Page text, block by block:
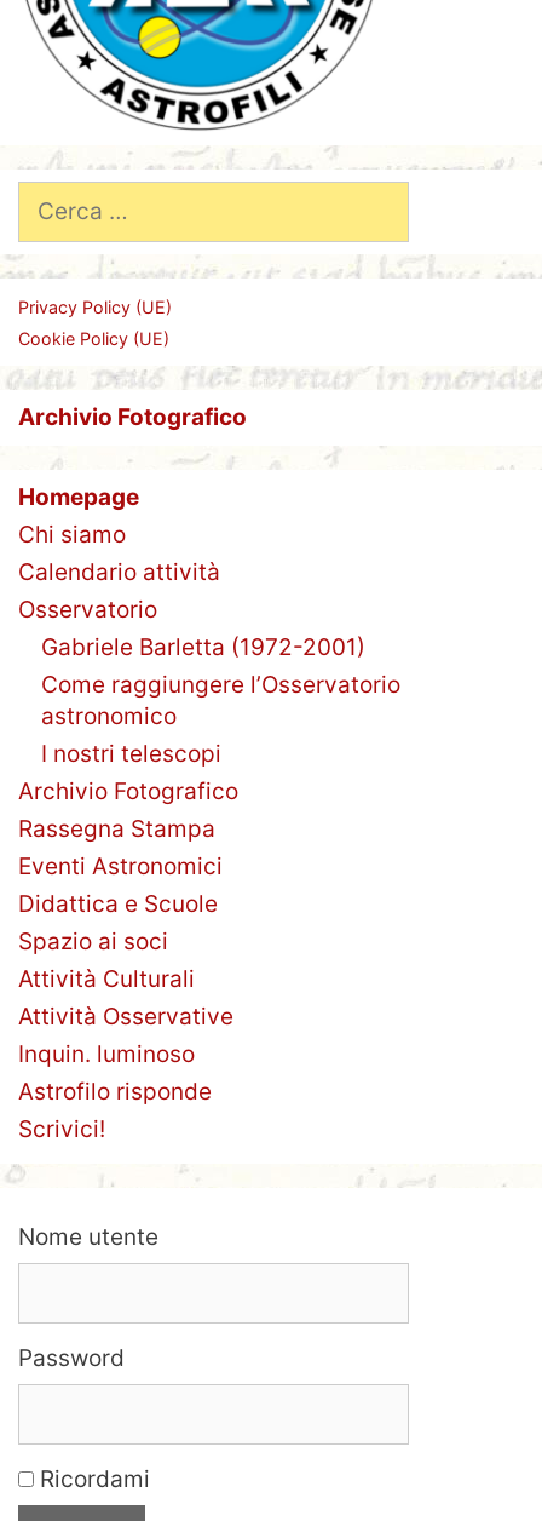
Ricerca
per:
Privacy Policy (UE)
Cookie Policy (UE)
Archivio Fotografico
Homepage
Chi siamo
Calendario attività
Osservatorio
Gabriele Barletta (1972-2001)
Come raggiungere l’Osservatorio
astronomico
I nostri telescopi
Archivio Fotografico
Rassegna Stampa
Eventi Astronomici
Didattica e Scuole
Spazio ai soci
Attività Culturali
Attività Osservative
Inquin. luminoso
Astrofilo risponde
Scrivici!
Nome utente
Password
Ricordami